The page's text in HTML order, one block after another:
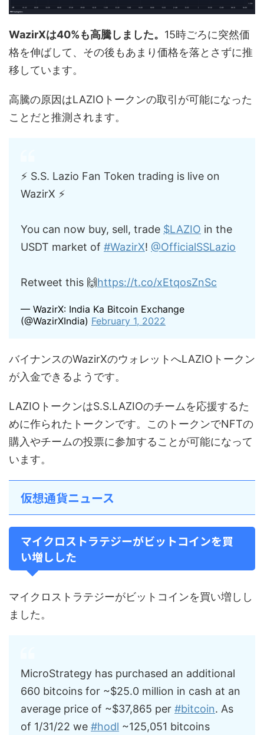
WazirXは40%も高騰しました。 15時ごろに突然価
格を伸ばして、その後もあまり価格を落とさずに推
移しています。
高騰の原因はLAZIOトークンの取引が可能になった
ことだと推測されます。
⚡️ S.S. Lazio Fan Token trading is live on
WazirX ⚡️
You can now buy, sell, trade $LAZIO in the
USDT market of #WazirX! @OfficialSSLazio
Retweet this 🙌https://t.co/xEtqosZnSc
— WazirX: India Ka Bitcoin Exchange
(@WazirXIndia) February 1, 2022
バイナンスのWazirXのウォレットへLAZIOトークン
が入金できるようです。
LAZIOトークンはS.S.LAZIOのチームを応援するた
めに作られたトークンです。このトークンでNFTの
購入やチームの投票に参加することが可能になって
います。
仮想通貨ニュース
マイクロストラテジーがビットコインを買
い増しした
マイクロストラテジーがビットコインを買い増しし
ました。
MicroStrategy has purchased an additional
660 bitcoins for ~$25.0 million in cash at an
average price of ~$37,865 per #bitcoin. As
of 1/31/22 we #hodl ~125,051 bitcoins